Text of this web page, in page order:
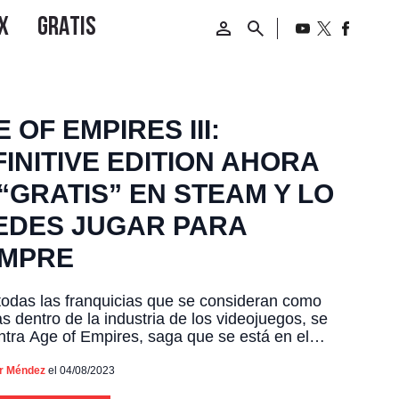
OF EMPIRES III:
EDITION AHORA
EN STEAM Y LO
JUGAR PARA
las franquicias que se consideran como
dentro de la industria de los videojuegos, se
Age of Empires, saga que se está en el
de los diferentes juegos que han sido
Méndez el 04/08/2023